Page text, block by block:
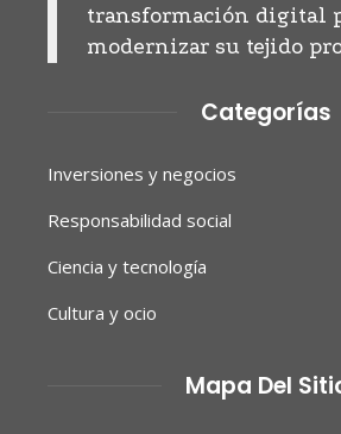
transformación digital
modernizar su tejido
Categorías
Inversiones y negocios
Responsabilidad social
Ciencia y tecnología
Cultura y ocio
Mapa Del